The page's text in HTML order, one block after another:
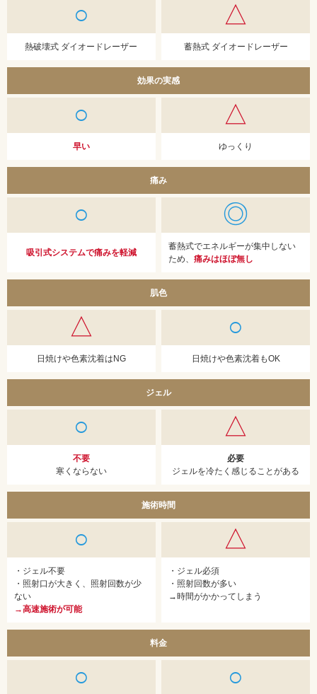
○
熱破壊式 ダイオードレーザー
△
蓄熱式 ダイオードレーザー
効果の実感
○
早い
△
ゆっくり
痛み
○
吸引式システムで痛みを軽減
◎
蓄熱式でエネルギーが集中しない
ため、痛みはほぼ無し
肌色
△
日焼けや色素沈着はNG
○
日焼けや色素沈着もOK
ジェル
○
不要
寒くならない
△
必要
ジェルを冷たく感じることがある
施術時間
○
・ジェル不要
・照射口が大きく、照射回数が少
ない
→高速施術が可能
△
・ジェル必須
・照射回数が多い
→時間がかかってしまう
料金
○ ○